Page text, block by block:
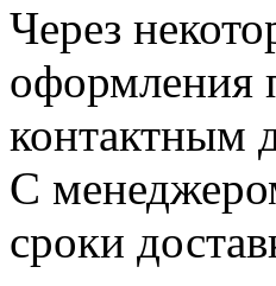
Через
оформления
контактным
С
сроки